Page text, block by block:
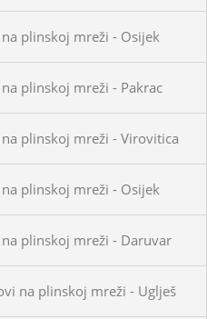
plinskoj mreži - Osijek
plinskoj mreži - Pakrac
plinskoj mreži - Virovitica
plinskoj mreži - Osijek
plinskoj mreži - Daruvar
na plinskoj mreži - Uglješ